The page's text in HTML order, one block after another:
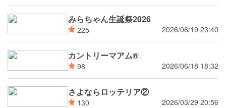
みらちゃん生誕祭2026
225 2026/06/19 23:40
カントリーマアム®
98 2026/06/18 18:32
さよならロッテリア②
130 2026/03/29 20:56